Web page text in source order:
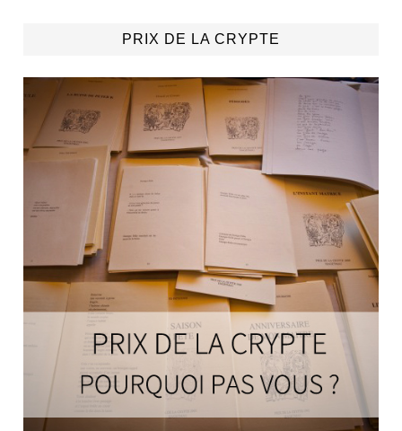
PRIX DE LA CRYPTE